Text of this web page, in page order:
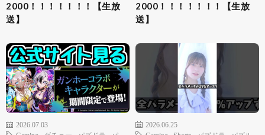
2000！！！！！！！【生放
送】
2000！！！！！！！【生放
送】
2026.07.03
2026.06.25